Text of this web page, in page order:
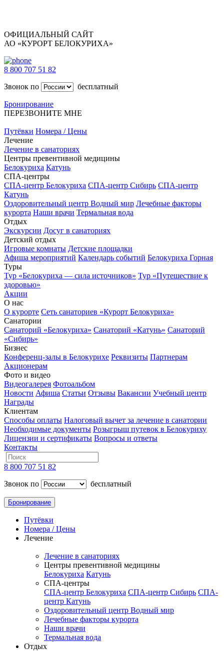
ОФИЦИАЛЬНЫЙ САЙТ
АО «КУРОРТ БЕЛОКУРИХА»
8 800 707 51 82
Звонок по
бесплатный
Бронирование
ПЕРЕЗВОНИТЕ МНЕ
Путёвки Номера / Цены
Лечение
Лечение в санаториях
Центры превентивной медицины
Белокуриха Катунь
СПА-центры
СПА-центр Белокуриха СПА-центр Сибирь СПА-центр
Катунь
Оздоровительный центр Водный мир Лечебные факторы
курорта Наши врачи Термальная вода
Отдых
Экскурсии Досуг в санаториях
Детский отдых
Игровые комнаты Детские площадки
Афиша мероприятий Календарь событий Белокуриха Горная
Туры
Тур «Белокуриха — сила источников» Тур «Путешествие к
здоровью»
Акции
О нас
О курорте Сеть санаториев «Курорт Белокуриха»
Санатории
Санаторий «Белокуриха» Санаторий «Катунь» Санаторий
«Сибирь»
Бизнес
Конференц-залы в Белокурихе Реквизиты Партнерам
Акционерам
Фото и видео
Видеогалерея Фотоальбом
Новости Афиша Статьи Отзывы Вакансии Учебный центр
Награды
Клиентам
Способы оплаты Налоговый вычет за лечение в санатории
Необходимые документы Розыгрыш путевок в Белокуриху
Лицензии и сертификаты Вопросы и ответы
Контакты
8 800 707 51 82
Звонок по
бесплатный
Бронирование
Путёвки
Номера / Цены
Лечение
Лечение в санаториях
Центры превентивной медицины
Белокуриха Катунь
СПА-центры
СПА-центр Белокуриха СПА-центр Сибирь СПА-
центр Катунь
Оздоровительный центр Водный мир
Лечебные факторы курорта
Наши врачи
Термальная вода
Отдых